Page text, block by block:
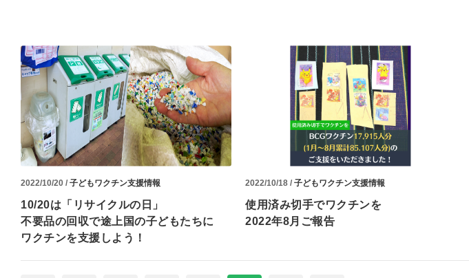
2022/10/20 / 子どもワクチン支援情報
10/20は「リサイクルの日」
不要品の回収で途上国の子どもたちに
ワクチンを支援しよう！
2022/10/18 / 子どもワクチン支援情報
使用済み切手でワクチンを
2022年8月ご報告